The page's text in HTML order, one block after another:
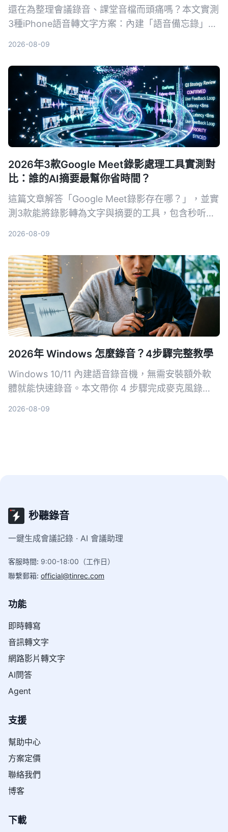
還在為整理會議錄音、課堂音檔而頭痛嗎？本文實測
3種iPhone語音轉文字方案：內建「語音備忘錄」、
己的錄音轉文字方法。
2026-08-09
2026年3款Google Meet錄影處理工具實測對
比：誰的AI摘要最幫你省時間？
這篇文章解答「Google Meet錄影存在哪？」，並實
測3款能將錄影轉為文字與摘要的工具，包含秒听录
2026-08-09
2026年 Windows 怎麼錄音？4步驟完整教學
Windows 10/11 內建語音錄音機，無需安裝額外軟
體就能快速錄音。本文帶你 4 步驟完成麥克風錄
2026-08-09
秒聽錄音
一鍵生成會議記錄 · AI 會議助理
客服時間: 9:00-18:00（工作日）
聯繫郵箱: official@tinrec.com
功能
即時轉寫
音訊轉文字
網路影片轉文字
AI問答
Agent
支援
幫助中心
方案定價
聯絡我們
博客
下載